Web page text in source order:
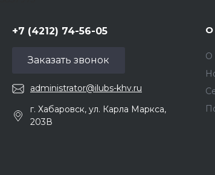
+7 (4212) 74-56-05
Заказать звонок
administrator@ilubs-khv.ru
г. Хабаровск, ул. Карла Маркса,
203В
О
О